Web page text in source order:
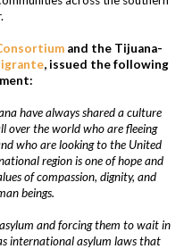
and the Tijuana-
, issued the following
have always shared a culture
over the world who are fleeing
who are looking to the United
region is one of hope and
of compassion, dignity, and
beings.
asylum and forcing them to wait in
international asylum laws that